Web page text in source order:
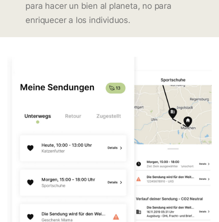
para hacer un bien al planeta, no para
enriquecer a los individuos.